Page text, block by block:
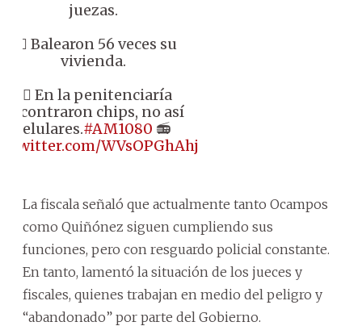
juezas.
👉🏼 Balearon 56 veces su
vivienda.
👉🏼 En la penitenciaría
encontraron chips, no así
celulares.#AM1080 📻
WVsOPGhAhj
La fiscala señaló que actualmente tanto Ocampos
como Quiñónez siguen cumpliendo sus
funciones, pero con resguardo policial constante.
En tanto, lamentó la situación de los jueces y
fiscales, quienes trabajan en medio del peligro y
“abandonado” por parte del Gobierno.